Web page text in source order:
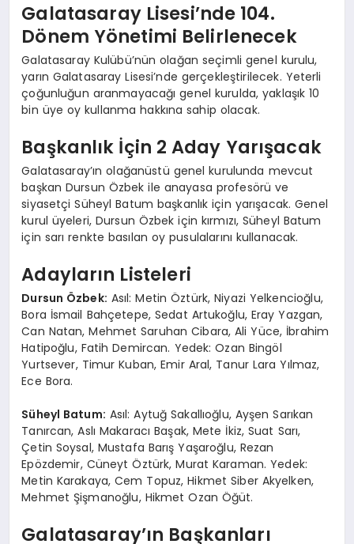
Galatasaray Lisesi’nde 104.
Dönem Yönetimi Belirlenecek
Galatasaray Kulübü’nün olağan seçimli genel kurulu,
yarın Galatasaray Lisesi’nde gerçekleştirilecek. Yeterli
çoğunluğun aranmayacağı genel kurulda, yaklaşık 10
bin üye oy kullanma hakkına sahip olacak.
Başkanlık İçin 2 Aday Yarışacak
Galatasaray’ın olağanüstü genel kurulunda mevcut
başkan Dursun Özbek ile anayasa profesörü ve
siyasetçi Süheyl Batum başkanlık için yarışacak. Genel
kurul üyeleri, Dursun Özbek için kırmızı, Süheyl Batum
için sarı renkte basılan oy pusulalarını kullanacak.
Adayların Listeleri
Dursun Özbek: Asıl: Metin Öztürk, Niyazi Yelkencioğlu,
Bora İsmail Bahçetepe, Sedat Artukoğlu, Eray Yazgan,
Can Natan, Mehmet Saruhan Cibara, Ali Yüce, İbrahim
Hatipoğlu, Fatih Demircan. Yedek: Ozan Bingöl
Yurtsever, Timur Kuban, Emir Aral, Tanur Lara Yılmaz,
Ece Bora.
Süheyl Batum: Asıl: Aytuğ Sakallıoğlu, Ayşen Sarıkan
Tanırcan, Aslı Makaracı Başak, Mete İkiz, Suat Sarı,
Çetin Soysal, Mustafa Barış Yaşaroğlu, Rezan
Epözdemir, Cüneyt Öztürk, Murat Karaman. Yedek:
Metin Karakaya, Cem Topuz, Hikmet Siber Akyelken,
Mehmet Şişmanoğlu, Hikmet Ozan Öğüt.
Galatasaray’ın Başkanları